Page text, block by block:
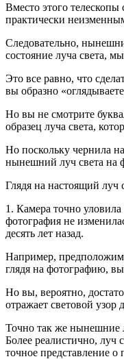
Вместо этого телескопы
практически
Следовательно,
состояние луча света,
Это все равно, что
вы образно
Но вы не смотрите
образец луча света,
Но поскольку чернила
нынешний луч света на
Глядя на настоящий
1. Камера точно
фотография не
десять лет назад.
Например,
глядя на фотографию,
Но вы, вероятно,
отражает световой узор
Точно так же нынешние
Более реалистично, луч
точное представление